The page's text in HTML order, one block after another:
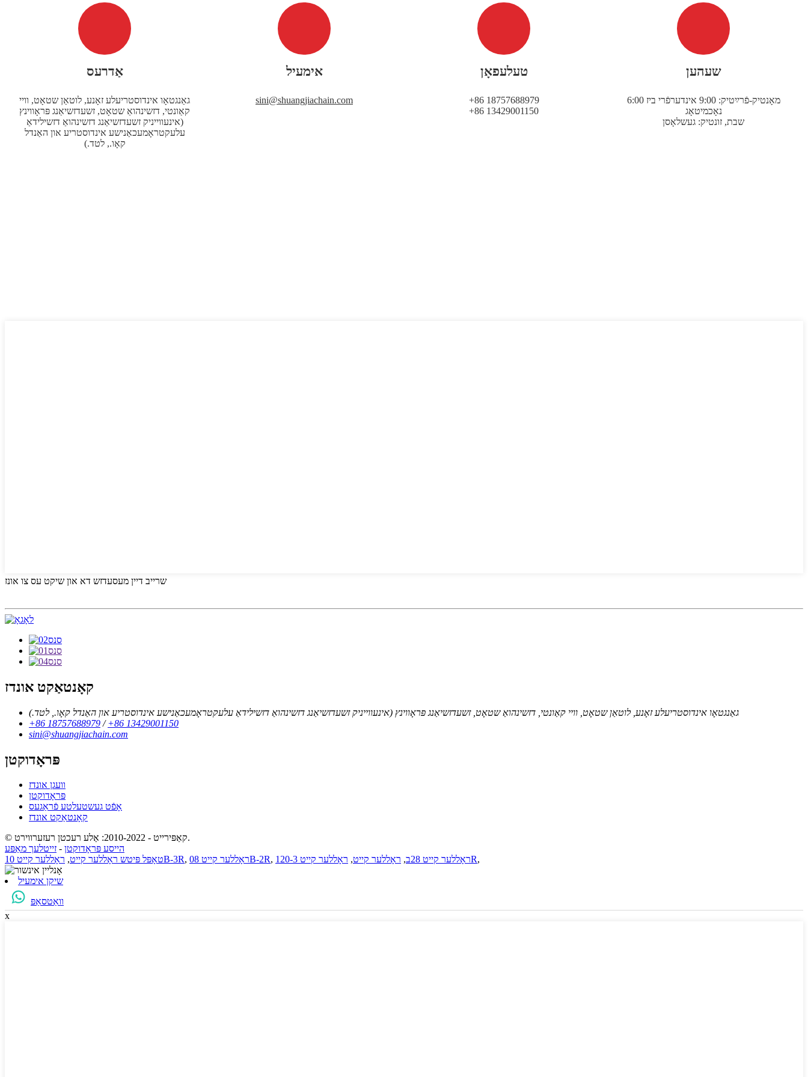
אַדרעס
גאַנגטאָו אינדוסטריעלע זאָנע, לוטאַן שטאָט, וויי
קאַונטי, דזשינהואַ שטאָט, זשעדזשיאַנג פּראָווינץ
(אינעווייניק זשעדזשיאַנג דזשינהואַ דזשילידאַ
עלעקטראָמעכאַנישע אינדוסטריע און האַנדל
קאָו., לטד.)
אימעיל
sini@shuangjiachain.com
טעלעפאָן
+86 18757688979
+86 13429001150
שעהען
מאָנטיק-פֿרײַטיק: 9:00 אינדערפֿרי ביז 6:00
נאָכמיטאָג
שבת, זונטיק: געשלאָסן
שרייב דיין מעסעדזש דא און שיקט עס צו אונז
קאָנטאַקט אונדז
גאַנגטאָו אינדוסטריעלע זאָנע, לוטאַן שטאָט, וויי קאַונטי, דזשינהואַ שטאָט, זשעדזשיאַנג פּראָווינץ (אינעווייניק זשעדזשיאַנג דזשינהואַ דזשילידאַ עלעקטראָמעכאַנישע אינדוסטריע און האַנדל קאָו., לטד.)
+86 18757688979 /+86 13429001150
sini@shuangjiachain.com
פּראָדוקטן
וועגן אונדז
פּראָדוקטן
אָפֿט געשטעלטע פֿראַגעס
קאָנטאַקט אונדז
© קאַפּירייט - 2010-2022: אַלע רעכטן רעזערווירט.
הייסע פּראָדוקטן - זייטלעך מאַפּע
טאָפּל פּיטש ראָללער קייט, ראָללער קייט 10B-3R, ראָללער קייט 08B-2R, ראָללער קייט 28ב , ראָללער קייט, ראָללער קייט 120-3R,
שיקן אימעיל
וואַטסאַפּ
x